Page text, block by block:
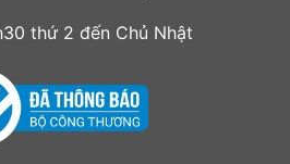
thứ 2 đến Chủ Nhật